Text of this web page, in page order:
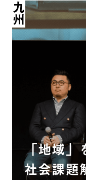
九州
「地域」
社会課題